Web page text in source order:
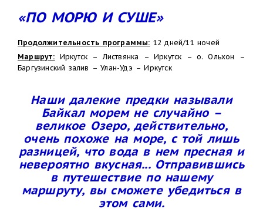
«ПО МОРЮ И СУШЕ»
Продолжительность программы: 12 дней/11 ночей
Маршрут: Иркутск – Листвянка – Иркутск – о. Ольхон –
Баргузинский залив – Улан-Удэ – Иркутск
Наши далекие предки называли
Байкал морем не случайно –
великое Озеро, действительно,
очень похоже на море, с той лишь
разницей, что вода в нем пресная и
невероятно вкусная... Отправившись
в путешествие по нашему
маршруту, вы сможете убедиться в
этом сами.